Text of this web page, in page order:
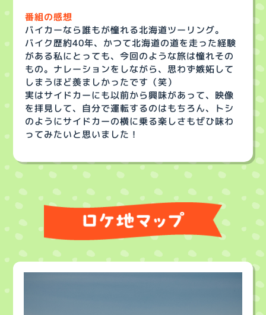
番組の感想
バイカーなら誰もが憧れる北海道ツーリング。
バイク歴約40年、かつて北海道の道を走った経験
がある私にとっても、今回のような旅は憧れその
もの。ナレーションをしながら、思わず嫉妬して
しまうほど羨ましかったです（笑）
実はサイドカーにも以前から興味があって、映像
を拝見して、自分で運転するのはもちろん、トシ
のようにサイドカーの横に乗る楽しさもぜひ味わ
ってみたいと思いました！